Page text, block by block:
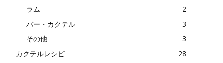
ラム
2
バー・カクテル
3
その他
3
カクテルレシピ
28